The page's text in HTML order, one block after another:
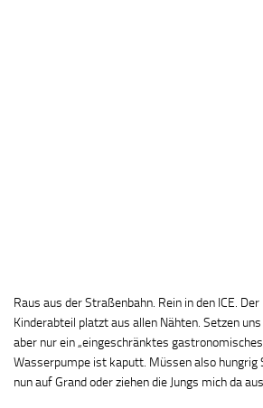
Raus aus der Straßenbahn. Rein in den ICE.
Kinderabteil platzt aus allen Nähten. Setzen
aber nur ein „eingeschränktes
Wasserpumpe ist kaputt. Müssen also hungrig
nun auf Grand oder ziehen die Jungs mich da